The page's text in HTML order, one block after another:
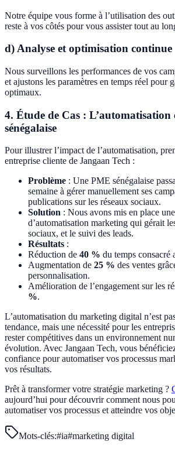
Notre équipe vous forme à l’utilisation des
reste à vos côtés pour vous assister tout au
d) Analyse et optimisation continue
Nous surveillons les performances de vos
et ajustons les paramètres en temps réel pour
optimaux.
4. Étude de Cas : L’automatisation
sénégalaise
Pour illustrer l’impact de l’automatisation,
entreprise cliente de Jangaan Tech :
Problème : Une PME sénégalaise
semaine à gérer manuellement ses
publications sur les réseaux sociaux.
Solution : Nous avons mis en place
d’automatisation marketing qui gérait
sociaux, et le suivi des leads.
Résultats :
Réduction de 40 % du temps consacré
Augmentation de 25 % des ventes
personnalisation.
Amélioration de l’engagement sur les
%.
L’automatisation du marketing digital n’est
tendance, mais une nécessité pour les
rester compétitives dans un environnement
évolution. Avec Jangaan Tech, vous
confiance pour automatiser vos processus
vos résultats.
Prêt à transformer votre stratégie marketing ?
aujourd’hui pour découvrir comment nous
automatiser vos processus et atteindre vos
Mots-clés:#ia#marketing digital